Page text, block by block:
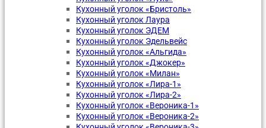
Кухонный уголок «Бристоль»
Кухонный уголок Лаура
Кухонный уголок ЭДЕМ
Кухонный уголок Эдельвейс
Кухонный уголок «Альгида»
Кухонный уголок «Джокер»
Кухонный уголок «Милан»
Кухонный уголок «Лира-1»
Кухонный уголок «Лира-2»
Кухонный уголок «Вероника-1»
Кухонный уголок «Вероника-2»